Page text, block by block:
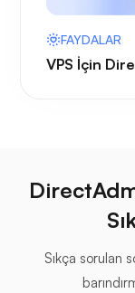
FAYDALAR
VPS İçin
Sıkça sorulan